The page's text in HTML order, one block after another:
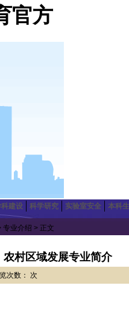
官方
建设 科学研究 实验室安全 本科
专业介绍 > 正文
农村区域发展专业简介
次数： 次